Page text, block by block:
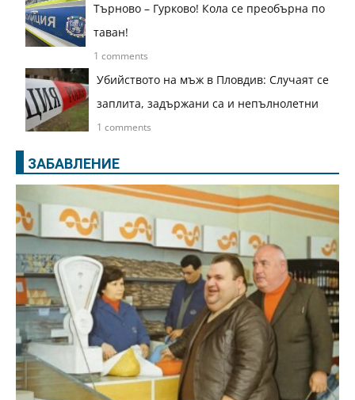
Търново – Гурково! Кола се преобърна по
таван!
1 comments
Убийството на мъж в Пловдив: Случаят се
заплита, задържани са и непълнолетни
1 comments
ЗАБАВЛЕНИЕ